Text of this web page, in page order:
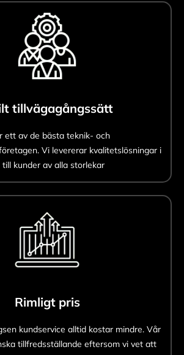
tillvägagångssätt
ett av de bästa teknik- och
Vi levererar kvalitetslösningar i
till kunder av alla storlekar
Rimligt pris
kundservice alltid kostar mindre. Vår
tillfredsställande eftersom vi vet att